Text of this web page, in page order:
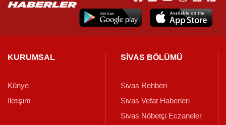
KURUMSAL
Künye
İletişim
SİVAS BÖLÜMÜ
Sivas Rehberi
Sivas Vefat Haberleri
Sivas Nöbetçi Eczaneler